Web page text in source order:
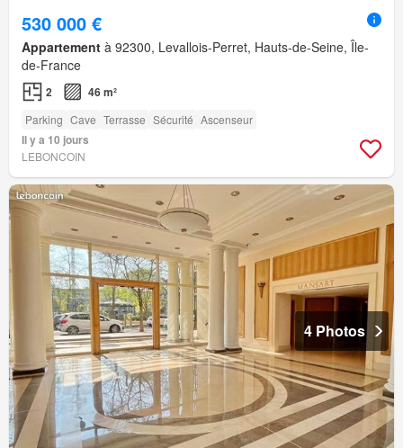
530 000 €
Appartement à 92300, Levallois-Perret, Hauts-de-Seine, Île-
de-France
2 46 m²
Parking Cave Terrasse Sécurité Ascenseur
Il y a 10 jours
LEBONCOIN
4 Photos